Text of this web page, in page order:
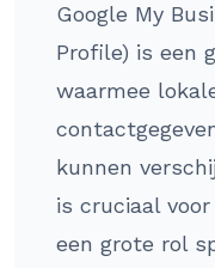
Google My
Profile) is een
waarmee
kunnen
is cruciaal
een grote rol